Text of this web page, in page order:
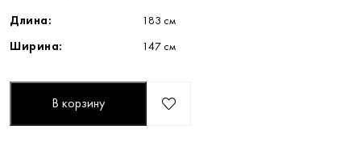
Длина: 183 см
Ширина: 147 см
В корзину